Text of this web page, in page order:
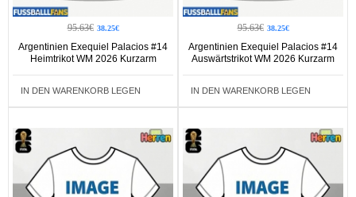
95.63€ 38.25€
Argentinien Exequiel Palacios #14
Heimtrikot WM 2026 Kurzarm
IN DEN WARENKORB LEGEN
95.63€ 38.25€
Argentinien Exequiel Palacios #14
Auswärtstrikot WM 2026 Kurzarm
IN DEN WARENKORB LEGEN